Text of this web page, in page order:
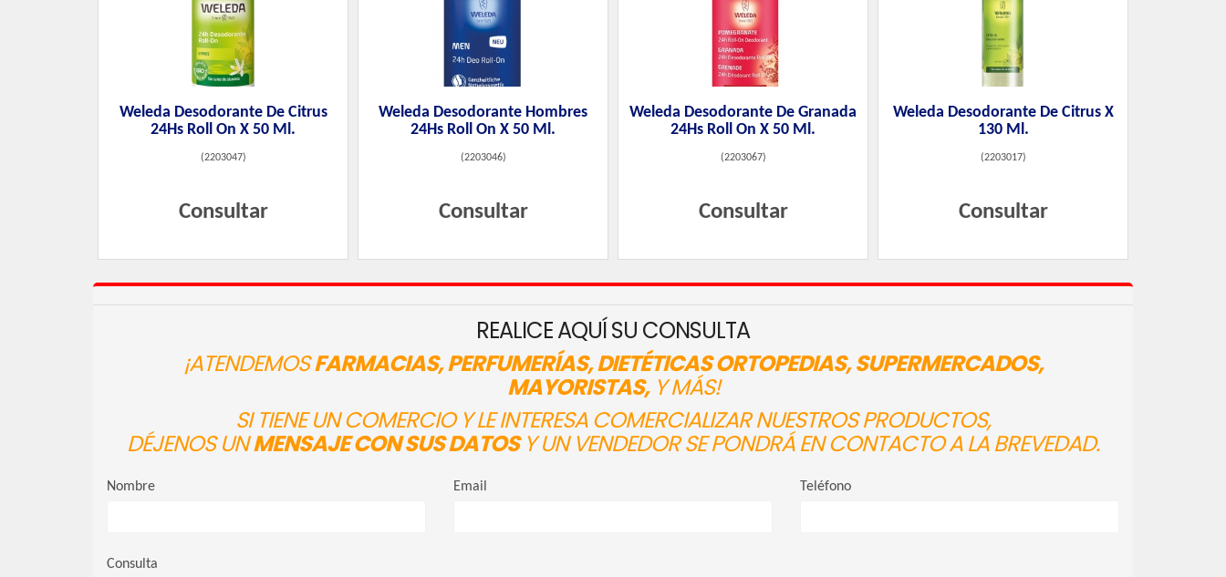
Weleda Desodorante De Citrus
24Hs Roll On X 50 Ml.
(2203047)
Consultar
Weleda Desodorante Hombres
24Hs Roll On X 50 Ml.
(2203046)
Consultar
Weleda Desodorante De Granada
24Hs Roll On X 50 Ml.
(2203067)
Consultar
Weleda Desodorante De Citrus X
130 Ml.
(2203017)
Consultar
REALICE AQUÍ SU CONSULTA
¡ATENDEMOSFARMACIAS, PERFUMERÍAS, DIETÉTICAS ORTOPEDIAS, SUPERMERCADOS,
MAYORISTAS,Y MÁS!
SI TIENE UN COMERCIO Y LE INTERESA COMERCIALIZAR NUESTROS PRODUCTOS,
DÉJENOS UNMENSAJE CON SUS DATOSY UN VENDEDOR SE PONDRÁ EN CONTACTO A LA BREVEDAD.
Nombre Email Teléfono
Consulta